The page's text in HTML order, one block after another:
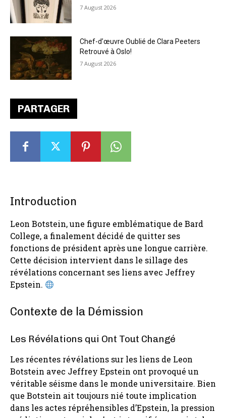
PARTAGER
Introduction
Leon Botstein, une figure emblématique de Bard
College, a finalement décidé de quitter ses
fonctions de président après une longue carrière.
Cette décision intervient dans le sillage des
révélations concernant ses liens avec Jeffrey
Epstein.
Contexte de la Démission
Les Révélations qui Ont Tout Changé
Les récentes révélations sur les liens de Leon
Botstein avec Jeffrey Epstein ont provoqué un
véritable séisme dans le monde universitaire. Bien
que Botstein ait toujours nié toute implication
dans les actes répréhensibles d’Epstein, la pression
7 August 2026
Chef-d’œuvre Oublié de Clara Peeters
Retrouvé à Oslo!
7 August 2026